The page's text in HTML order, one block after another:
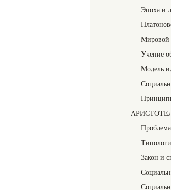
Эпоха и
Мировой
Учение
Модель
Закон и